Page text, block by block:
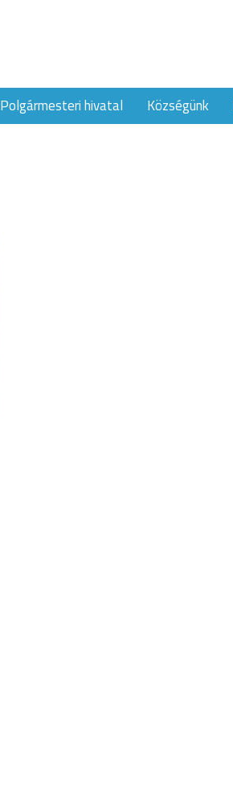
Polgármesteri hivatal Községünk